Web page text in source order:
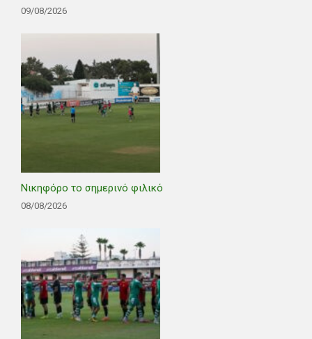
09/08/2026
Νικηφόρο το σημερινό φιλικό
08/08/2026